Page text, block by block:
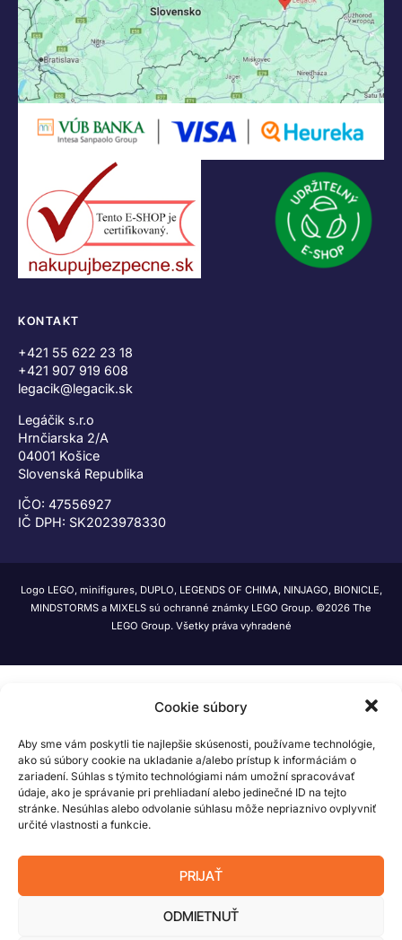
Cookie súbory
Aby sme vám poskytli tie najlepšie skúsenosti, používame technológie,
ako sú súbory cookie na ukladanie a/alebo prístup k informáciám o
zariadení. Súhlas s týmito technológiami nám umožní spracovávať
údaje, ako je správanie pri prehliadaní alebo jedinečné ID na tejto
stránke. Nesúhlas alebo odvolanie súhlasu môže nepriaznivo ovplyvniť
určité vlastnosti a funkcie.
PRIJAŤ
ODMIETNUŤ
KONTAKT
+421 55 622 23 18
+421 907 919 608
legacik@legacik.sk
Legáčik s.r.o
Hrnčiarska 2/A
04001 Košice
Slovenská Republika
IČO: 47556927
IČ DPH: SK2023978330
Logo LEGO, minifigures, DUPLO, LEGENDS OF CHIMA, NINJAGO, BIONICLE,
MINDSTORMS a MIXELS sú ochranné známky LEGO Group. ©2026 The
LEGO Group. Všetky práva vyhradené